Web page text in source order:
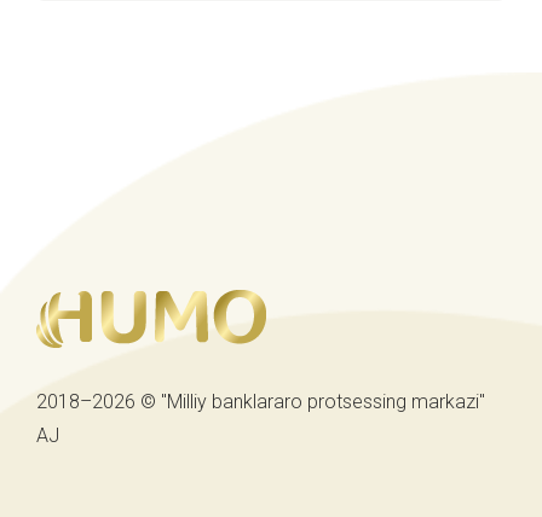
2018–2026 © "Milliy banklararo protsessing markazi"
AJ